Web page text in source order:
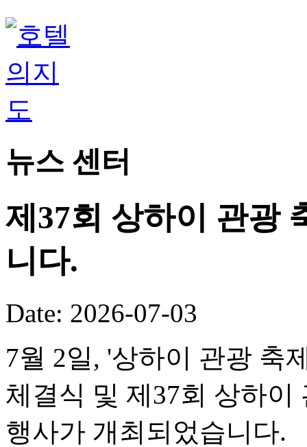
뉴스 센터
제37회 상하이 관광
니다.
Date: 2026-07-03
7월 2일, '상하이 관광 축
체결식 및 제37회 상하
행사가 개최되었습니다.